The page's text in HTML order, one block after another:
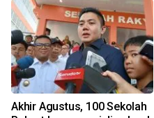
Akhir Agustus, 100 Sekolah